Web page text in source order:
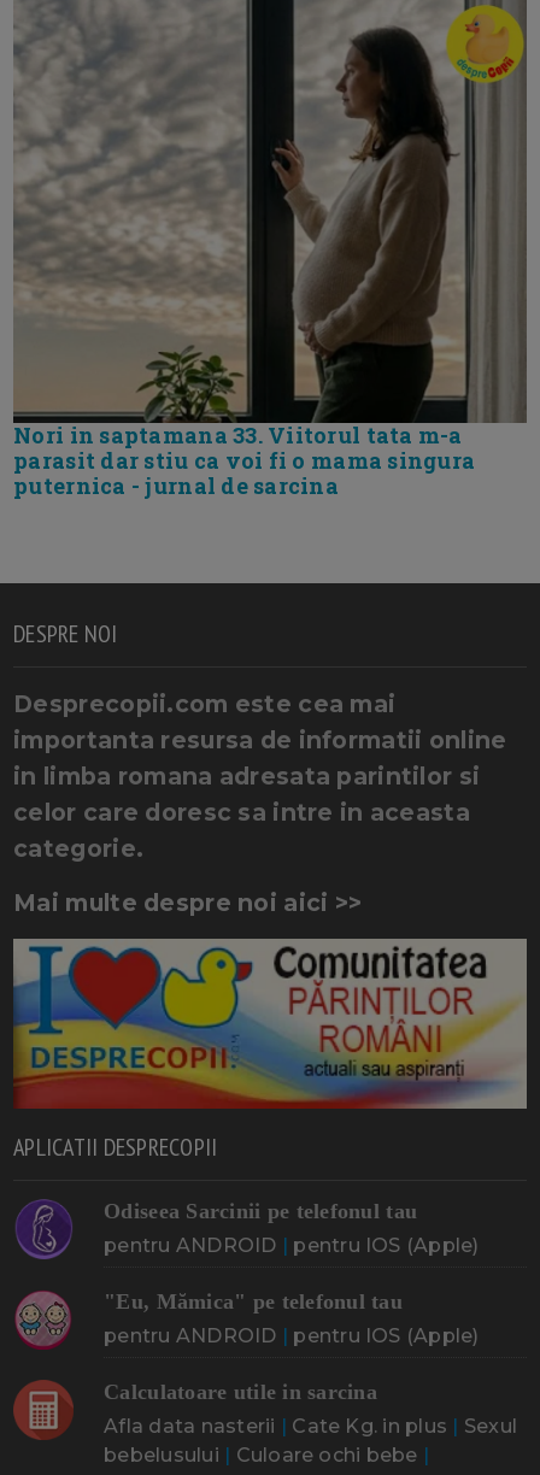
Nori in saptamana 33. Viitorul tata m-a
parasit dar stiu ca voi fi o mama singura
puternica - jurnal de sarcina
DESPRE NOI
Desprecopii.com este cea mai
importanta resursa de informatii online
in limba romana adresata parintilor si
celor care doresc sa intre in aceasta
categorie.
Mai multe despre noi aici >>
APLICATII DESPRECOPII
Odiseea Sarcinii pe telefonul tau
pentru ANDROID pentru IOS (Apple)
"Eu, Mămica" pe telefonul tau
pentru ANDROID pentru IOS (Apple)
Calculatoare utile in sarcina
Afla data nasterii Cate Kg. in plus
Sexul
bebelusului
Culoare ochi bebe